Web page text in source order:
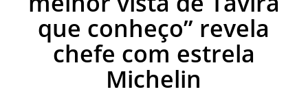
que conheço” revela
chefe com estrela
Michelin